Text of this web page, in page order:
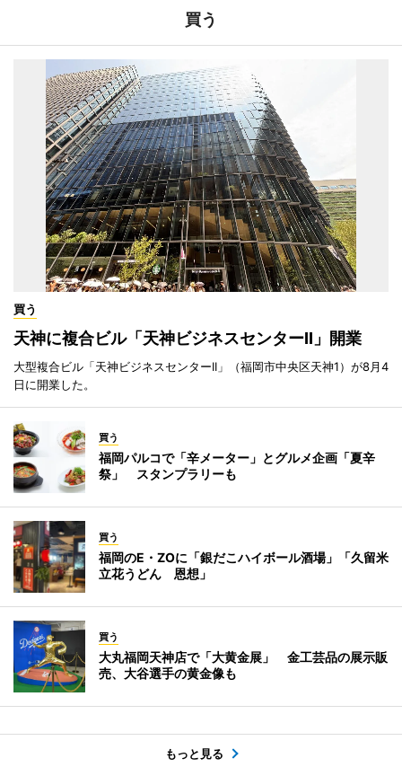
買う
買う
天神に複合ビル「天神ビジネスセンターII」開業
大型複合ビル「天神ビジネスセンターII」（福岡市中央区天神1）が8月4
日に開業した。
買う
福岡パルコで「辛メーター」とグルメ企画「夏辛
祭」 スタンプラリーも
買う
福岡のE・ZOに「銀だこハイボール酒場」「久留米
立花うどん 恩想」
買う
大丸福岡天神店で「大黄金展」 金工芸品の展示販
売、大谷選手の黄金像も
もっと見る